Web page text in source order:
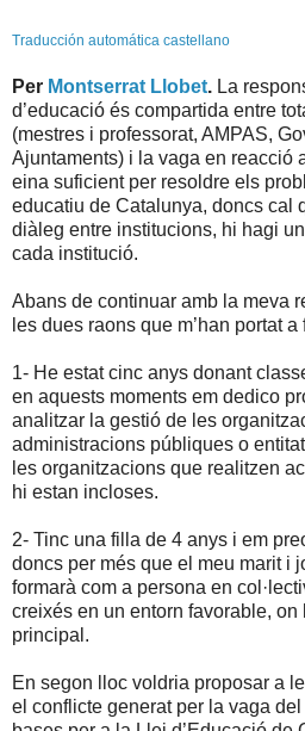
Traducción automática castellano
Per Montserrat Llobet. La
d’educació és compartida entre
(mestres i professorat, AMPAS,
Ajuntaments) i la vaga en reacció
eina suficient per resoldre els
educatiu de Catalunya, doncs cal
diàleg entre institucions, hi hagi
cada institució.
Abans de continuar amb la meva
les dues raons que m’han portat
1- He estat cinc anys donant
en aquests moments em dedico
analitzar la gestió de les
administracions públiques o
les organitzacions que realitzen
hi estan incloses.
2- Tinc una filla de 4 anys i em
doncs per més que el meu marit i
formarà com a persona en
creixés en un entorn favorable, on
principal.
En segon lloc voldria proposar a
el conflicte generat per la vaga